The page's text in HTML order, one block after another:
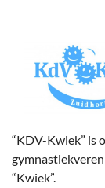
“KDV-Kwiek” is
“Kwiek”.